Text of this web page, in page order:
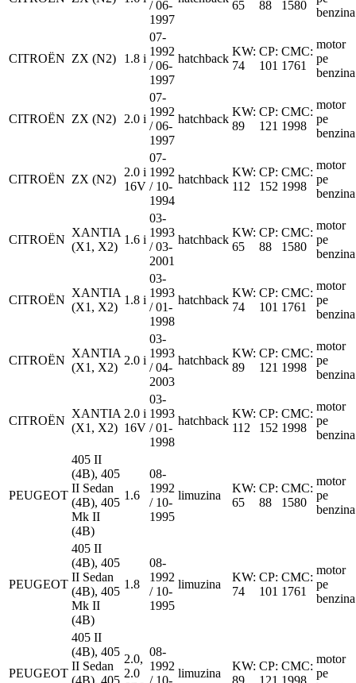
/ 06-
1997
65 88 1580
benzina
CITROËN ZX (N2) 1.8 i
07-
1992
/ 06-
1997
hatchback
KW:
74
CP:
101
CMC:
1761
motor
pe
benzina
CITROËN ZX (N2) 2.0 i
07-
1992
/ 06-
1997
hatchback
KW:
89
CP:
121
CMC:
1998
motor
pe
benzina
CITROËN ZX (N2)
2.0 i
16V
07-
1992
/ 10-
1994
hatchback
KW:
112
CP:
152
CMC:
1998
motor
pe
benzina
CITROËN
XANTIA
(X1, X2)
1.6 i
03-
1993
/ 03-
2001
hatchback
KW:
65
CP:
88
CMC:
1580
motor
pe
benzina
CITROËN
XANTIA
(X1, X2)
1.8 i
03-
1993
/ 01-
1998
hatchback
KW:
74
CP:
101
CMC:
1761
motor
pe
benzina
CITROËN
XANTIA
(X1, X2)
2.0 i
03-
1993
/ 04-
2003
hatchback
KW:
89
CP:
121
CMC:
1998
motor
pe
benzina
CITROËN
XANTIA
(X1, X2)
2.0 i
16V
03-
1993
/ 01-
1998
hatchback
KW:
112
CP:
152
CMC:
1998
motor
pe
benzina
PEUGEOT
405 II
(4B), 405
II Sedan
(4B), 405
Mk II
(4B)
1.6
08-
1992
/ 10-
1995
limuzina
KW:
65
CP:
88
CMC:
1580
motor
pe
benzina
PEUGEOT
405 II
(4B), 405
II Sedan
(4B), 405
Mk II
(4B)
1.8
08-
1992
/ 10-
1995
limuzina
KW:
74
CP:
101
CMC:
1761
motor
pe
benzina
PEUGEOT
405 II
(4B), 405
II Sedan
2.0,
2.0
08-
1992
limuzina
KW: CP: CMC:
motor
pe